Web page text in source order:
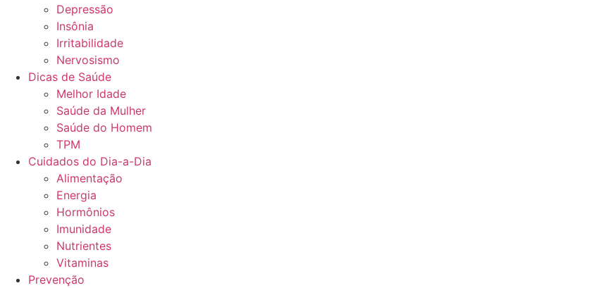
Depressão
Insônia
Irritabilidade
Nervosismo
Dicas de Saúde
Melhor Idade
Saúde da Mulher
Saúde do Homem
TPM
Cuidados do Dia-a-Dia
Alimentação
Energia
Hormônios
Imunidade
Nutrientes
Vitaminas
Prevenção